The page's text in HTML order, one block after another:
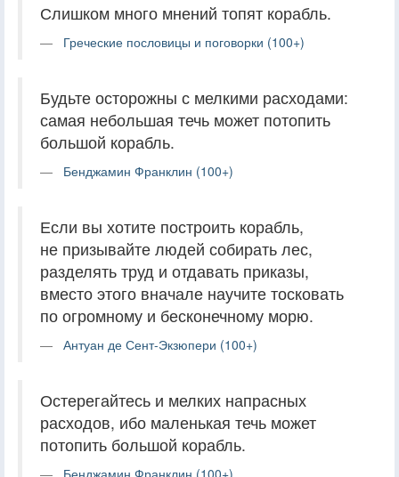
Слишком много мнений топят корабль.
Греческие пословицы и поговорки (100+)
Будьте осторожны с мелкими расходами:
самая небольшая течь может потопить
большой корабль.
Бенджамин Франклин (100+)
Если вы хотите построить корабль,
не призывайте людей собирать лес,
разделять труд и отдавать приказы,
вместо этого вначале научите тосковать
по огромному и бесконечному морю.
Антуан де Сент-Экзюпери (100+)
Остерегайтесь и мелких напрасных
расходов, ибо маленькая течь может
потопить большой корабль.
Бенджамин Франклин (100+)